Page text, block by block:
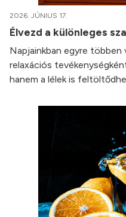
2026. JÚNIUS 17.
Élvezd a különleges
Napjainkban egyre többen
relaxációs
hanem a lélek is